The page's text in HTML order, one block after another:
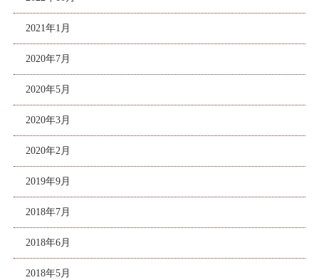
2021年1月
2020年7月
2020年5月
2020年3月
2020年2月
2019年9月
2018年7月
2018年6月
2018年5月